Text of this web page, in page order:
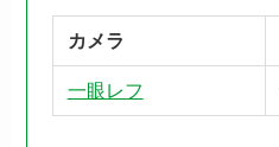
カメラ
一眼レフ